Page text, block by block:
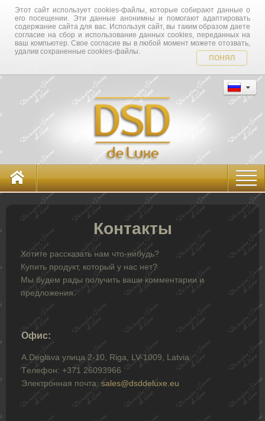
Этот сайт использует cookies-файлы, которые собирают данные о
его посещении. Эти данные анонимны и помогают адаптировать
содержание сайта для вас. Используя сайт, вы таким образом даете
согласие на сбор и использование данных cookies, переданных на
ваш компьютер. Свое согласие вы в любой момент можете отозвать,
удалив сохраненные cookies-файлы.
ПОНЯЛ
Контакты
Хотите рассказать нам что-нибудь?
Купить продукт, который у нас нет?
Мы будем рады получить ваши комментарии и
предложения.
Офис:
A.Deglava улица 2-10, Riga, LV-1009, Latvia
Tелефон: +371 26093966
Электронная почта:sales@dsddeluxe.eu